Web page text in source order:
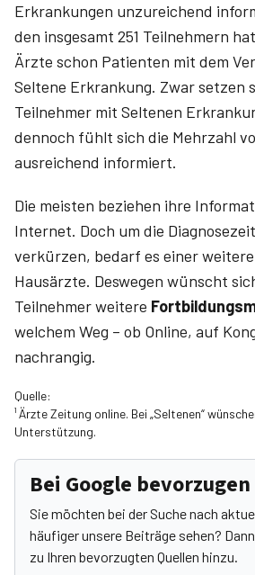
Erkrankungen unzureichend
den insgesamt 251 Teilnehmern
Ärzte schon Patienten mit dem
Seltene Erkrankung. Zwar setzen
Teilnehmer mit Seltenen
dennoch fühlt sich die Mehrzahl
ausreichend informiert.
Die meisten beziehen ihre
Internet. Doch um die
verkürzen, bedarf es einer
Hausärzte. Deswegen wünscht
Teilnehmer weitere
welchem Weg – ob Online, auf
nachrangig.
Quelle:
¹ Ärzte Zeitung online. Bei „Seltenen“
Unterstützung.
Bei Google bevorzugen
Sie möchten bei der Suche nach
häufiger unsere Beiträge sehen?
zu Ihren bevorzugten Quellen hinzu.